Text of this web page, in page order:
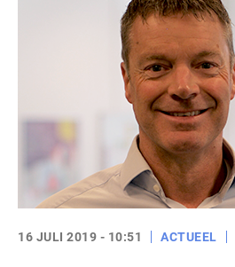
16 JULI 2019 - 10:51 ACTUEEL